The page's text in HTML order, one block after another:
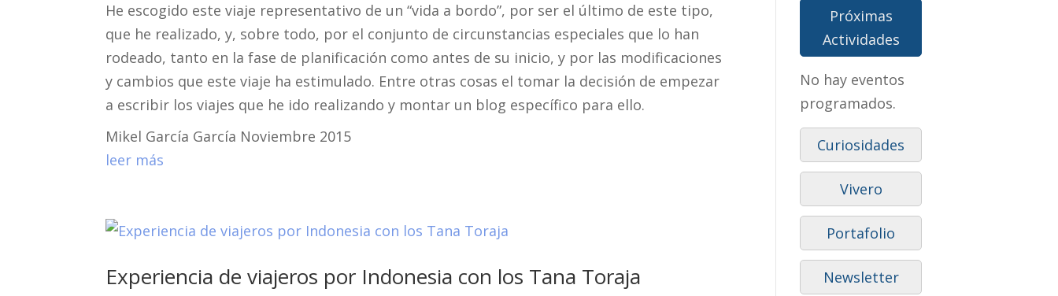
e
o
o
k
t
e
t
r
s
t
i
l
He escogido este viaje representativo de un “vida a bordo”, por ser el último de este tipo,
que he realizado, y, sobre todo, por el conjunto de circunstancias especiales que lo han
rodeado, tanto en la fase de planificación como antes de su inicio, y por las modificaciones
y cambios que este viaje ha estimulado. Entre otras cosas el tomar la decisión de empezar
a escribir los viajes que he ido realizando y montar un blog específico para ello.
Mikel García García Noviembre 2015
leer más
Experiencia de viajeros por Indonesia con los Tana Toraja
Próximas
Actividades
No hay eventos
programados.
Curiosidades
Vivero
Portafolio
Newsletter